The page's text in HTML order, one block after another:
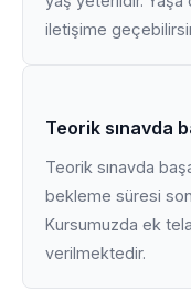
iletişime
Teorik sınavda
Teorik sınavda
bekleme süresi
Kursumuzda ek
verilmektedir.